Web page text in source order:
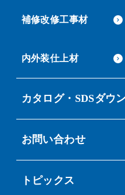
補修改修工事材
内外装仕上材
カタログ・SDSダウ
お問い合わせ
トピックス